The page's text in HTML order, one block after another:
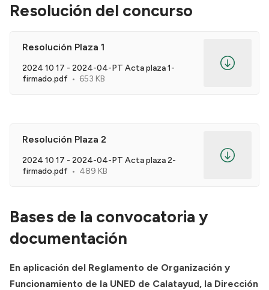
Resolución del concurso
Resolución Plaza 1
2024 10 17 - 2024-04-PT Acta plaza 1-
firmado.pdf
653 KB
Resolución Plaza 2
2024 10 17 - 2024-04-PT Acta plaza 2-
firmado.pdf
489 KB
Bases de la convocatoria y
documentación
En aplicación del Reglamento de Organización y
Funcionamiento de la UNED de Calatayud, la Dirección